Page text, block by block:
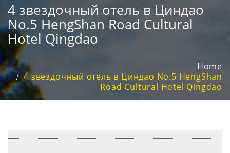
4 звездочный отель в Циндао
No.5 HengShan Road Cultural
Hotel Qingdao
Home
4 звездочный отель в Циндао No.5 HengShan
Road Cultural Hotel Qingdao